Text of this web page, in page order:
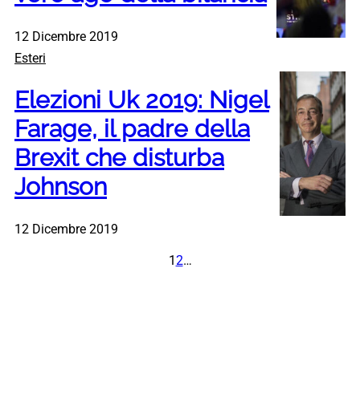
12 Dicembre 2019
Esteri
Elezioni Uk 2019: Nigel
Farage, il padre della
Brexit che disturba
Johnson
12 Dicembre 2019
12…